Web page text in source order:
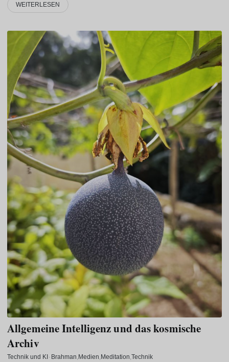
WEITERLESEN
Allgemeine Intelligenz und das kosmische
Archiv
Technik und KI · Brahman Medien Meditation Technik